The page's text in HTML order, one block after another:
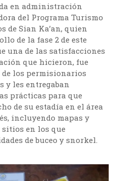
en administración
del Programa Turismo
de Sian Ka’an, quien
de la fase 2 de este
una de las satisfacciones
que hicieron, fue
de los permisionarios
y les entregaban
prácticas para que
de su estadía en el área
incluyendo mapas y
sitios en los que
de buceo y snorkel.